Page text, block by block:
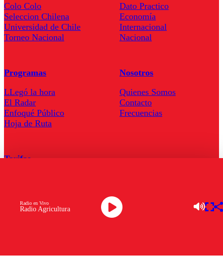
Radio Agricultura
Radio en Vivo
Colo Colo
Seleccion Chilena
Universidad de Chile
Torneo Nacional
Dato Practico
Economía
Internacional
Nacional
Programas
LLegó la hora
El Radar
Enfoqué Público
Hoja de Ruta
Nosotros
Quienes Somos
Contacto
Frecuencias
Tarifas
Descarga la APP